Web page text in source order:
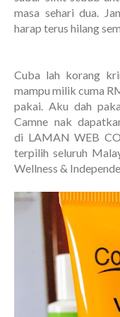
masa sehari dua.
harap terus hilang
Cuba lah korang
mampu milik cuma
pakai. Aku dah
Camne nak
di LAMAN WEB
terpilih seluruh
Wellness &